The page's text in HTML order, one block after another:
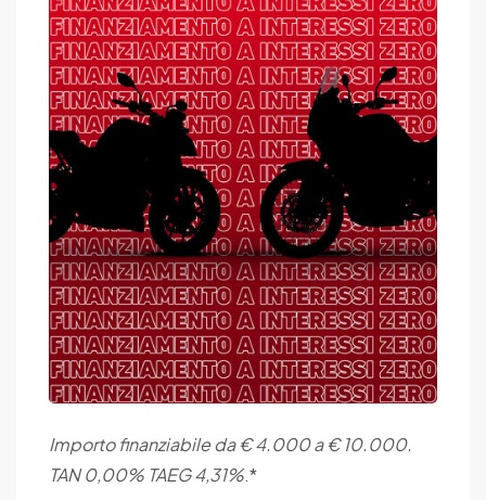
Importo finanziabile da € 4.000 a € 10.000.
TAN 0,00% TAEG 4,31%.*